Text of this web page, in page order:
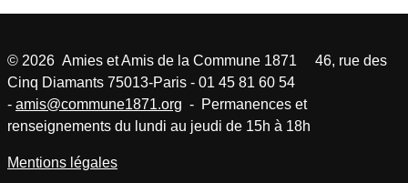
© 2026 Amies et Amis de la Commune 1871 46, rue des
Cinq Diamants 75013-Paris - 01 45 81 60 54
- amis@commune1871.org - Permanences et
renseignements du lundi au jeudi de 15h à 18h
Mentions légales